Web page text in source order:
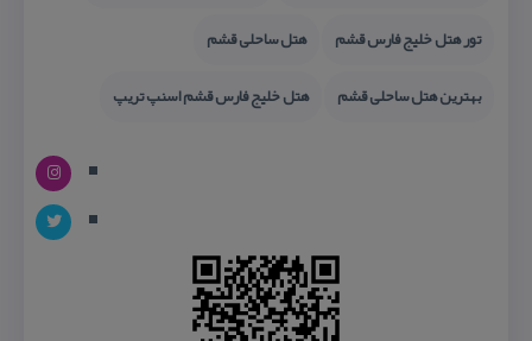
تور هتل خلیج فارس قشم
هتل ساحلی قشم
بهترین هتل ساحلی قشم
هتل خلیج فارس قشم اسنپ تریپ